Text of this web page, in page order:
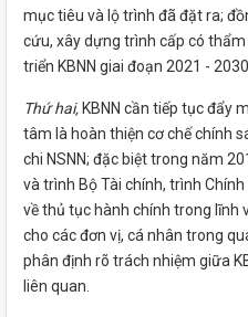
mục tiêu và lộ trình đã đặt ra;
cứu, xây dựng trình cấp có
triển KBNN giai đoạn 2021 - 2030.
Thứ hai, KBNN cần tiếp tục đẩy
tâm là hoàn thiện cơ chế chính
chi NSNN; đặc biệt trong năm
và trình Bộ Tài chính, trình
về thủ tục hành chính trong lĩnh
cho các đơn vị, cá nhân trong
phân định rõ trách nhiệm giữa
liên quan.